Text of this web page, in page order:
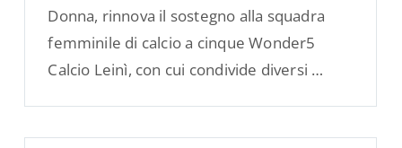
Donna, rinnova il sostegno alla squadra
femminile di calcio a cinque Wonder5
Calcio Leinì, con cui condivide diversi …